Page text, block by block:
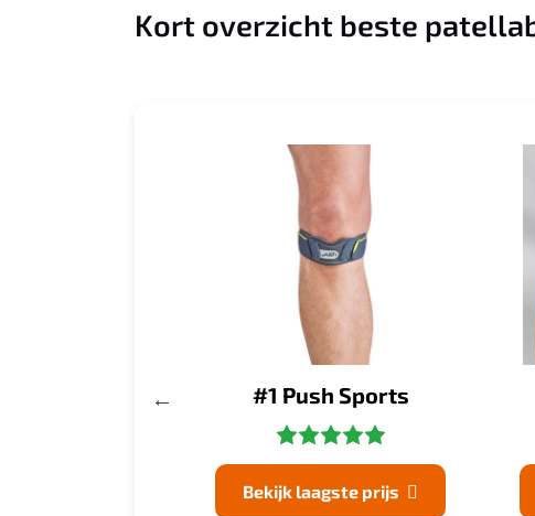
Kort overzicht beste
#1 Push Sports
Bekijk laagste prijs 